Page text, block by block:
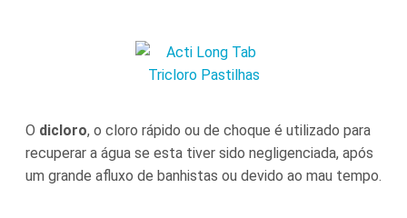
O dicloro, o cloro rápido ou de choque é utilizado para
recuperar a água se esta tiver sido negligenciada, após
um grande afluxo de banhistas ou devido ao mau tempo.